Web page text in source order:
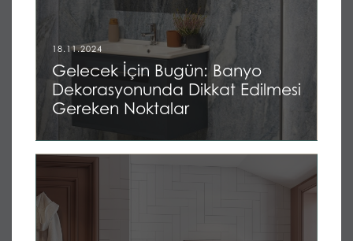
18.11.2024
Gelecek İçin Bugün: Banyo
Dekorasyonunda Dikkat Edilmesi
Gereken Noktalar